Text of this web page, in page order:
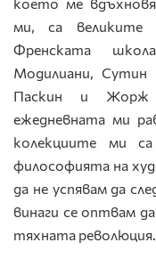
което ме
ми, са великите
Френската
Модилиани,
Паскин и Жорж
ежедневната ми
колекциите ми
философията на
да не успявам да
винаги се оптвам
тяхната революция.